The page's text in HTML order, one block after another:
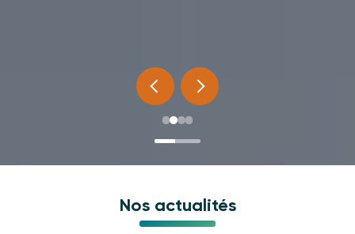
Nos actualités